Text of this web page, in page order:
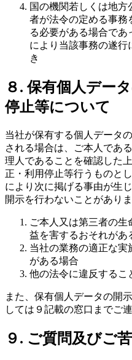
国の機関若しくは地方
者が法令の定める事務
る必要がある場合であ
により当該事務の遂行
き
８. 保有個人デー
停止等について
当社が保有する個人データ
される場合は、ご本人であ
理人であることを確認した
正・利用停止等行うものと
により次に掲げる事由が生
開示を行わないことがありま
ご本人又は第三者の生
益を害するおそれがあ
当社の業務の適正な実
がある場合
他の法令に違反するこ
また、保有個人データの開
しては９記載の窓口までご
９. ご質問及びご